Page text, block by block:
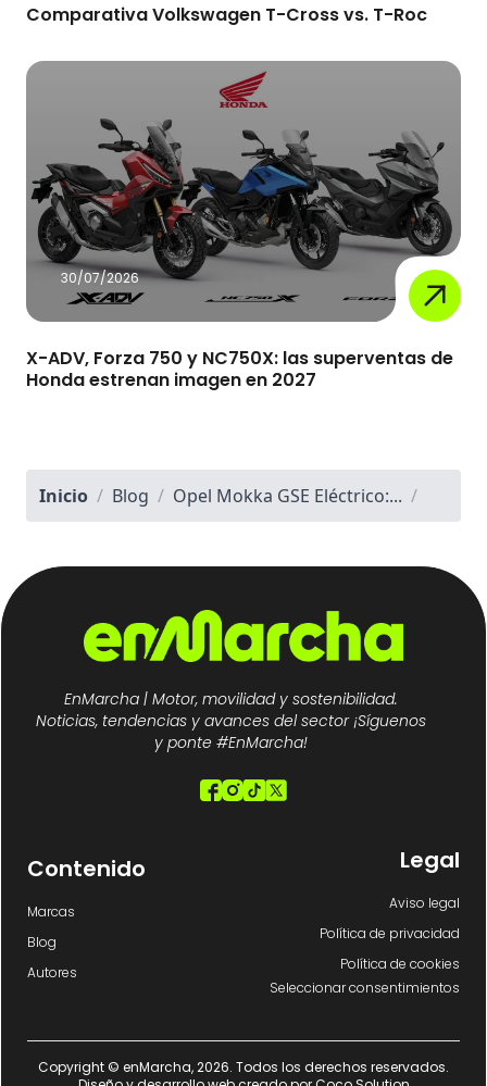
Comparativa Volkswagen T-Cross vs. T-Roc
30/07/2026
X-ADV, Forza 750 y NC750X: las superventas de
Honda estrenan imagen en 2027
Inicio / Blog / Opel Mokka GSE Eléctrico:... /
EnMarcha | Motor, movilidad y sostenibilidad.
Noticias, tendencias y avances del sector ¡Síguenos
y ponte #EnMarcha!
Contenido
Marcas
Blog
Autores
Legal
Aviso legal
Política de privacidad
Política de cookies
Seleccionar consentimientos
Copyright © enMarcha, 2026. Todos los derechos reservados.